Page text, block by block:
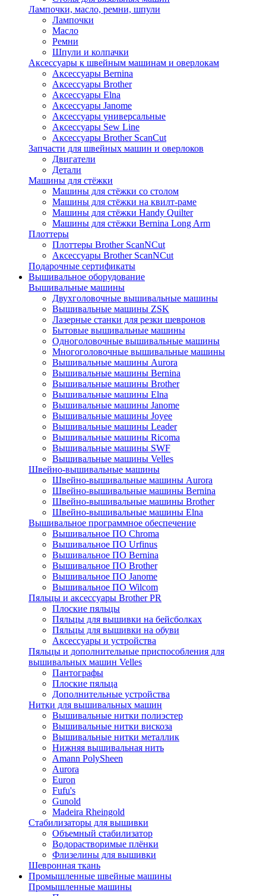
Лампочки, масло, ремни, шпули
Лампочки
Масло
Ремни
Шпули и колпачки
Аксессуары к швейным машинам и оверлокам
Аксессуары Bernina
Аксессуары Brother
Аксессуары Elna
Аксессуары Janome
Аксессуары универсальные
Аксессуары Sew Line
Аксессуары Brother ScanCut
Запчасти для швейных машин и оверлоков
Двигатели
Детали
Машины для стёжки
Машины для стёжки со столом
Машины для стёжки на квилт-раме
Машины для стёжки Handy Quilter
Машины для стёжки Bernina Long Arm
Плоттеры
Плоттеры Brother ScanNCut
Аксессуары Brother ScanNCut
Подарочные сертификаты
Вышивальное оборудование
Вышивальные машины
Двухголовочные вышивальные машины
Вышивальные машины ZSK
Лазерные станки для резки шевронов
Бытовые вышивальные машины
Одноголовочные вышивальные машины
Многоголовочные вышивальные машины
Вышивальные машины Aurora
Вышивальные машины Bernina
Вышивальные машины Brother
Вышивальные машины Elna
Вышивальные машины Janome
Вышивальные машины Joyee
Вышивальные машины Leader
Вышивальные машины Ricoma
Вышивальные машины SWF
Вышивальные машины Velles
Швейно-вышивальные машины
Швейно-вышивальные машины Aurora
Швейно-вышивальные машины Bernina
Швейно-вышивальные машины Brother
Швейно-вышивальные машины Elna
Вышивальное программное обеспечение
Вышивальное ПО Chroma
Вышивальное ПО Urfinus
Вышивальное ПО Bernina
Вышивальное ПО Brother
Вышивальное ПО Janome
Вышивальное ПО Wilcom
Пяльцы и аксессуары Brother PR
Плоские пяльцы
Пяльцы для вышивки на бейсболках
Пяльцы для вышивки на обуви
Аксессуары и устройства
Пяльцы и дополнительные приспособления для
вышивальных машин Velles
Пантографы
Плоские пяльца
Дополнительные устройства
Нитки для вышивальных машин
Вышивальные нитки полиэстер
Вышивальные нитки вискоза
Вышивальные нитки металлик
Нижняя вышивальная нить
Amann PolySheen
Aurora
Euron
Fufu's
Gunold
Madeira Rheingold
Стабилизаторы для вышивки
Объемный стабилизатор
Водорастворимые плёнки
Флизелины для вышивки
Шевронная ткань
Промышленные швейные машины
Промышленные машины